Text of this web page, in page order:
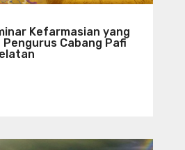
Kefarmasian yang
Cabang Pafi